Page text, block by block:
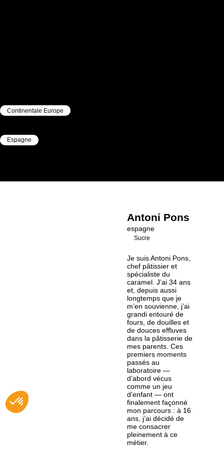
Continentale Europe
Espagne
Antoni Pons
espagne
Sucre
Je suis Antoni Pons,
chef pâtissier et
spécialiste du
caramel. J’ai 34 ans
et, depuis aussi
longtemps que je
m’en souvienne, j’ai
grandi entouré de
fours, de douilles et
de douces effluves
dans la pâtisserie de
mes parents. Ces
premiers moments
passés au
laboratoire —
d’abord vécus
comme un jeu
d’enfant — ont
finalement façonné
mon parcours : à 16
ans, j’ai décidé de
me consacrer
pleinement à ce
métier.